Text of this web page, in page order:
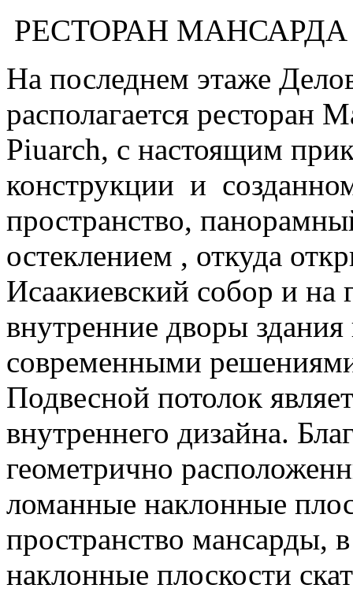
РЕСТОРАН МАНСАРДА
На последнем этаже
располагается ресторан
Piuarch, с настоящим
конструкции и
пространство,
остеклением , откуда
Исаакиевский собор и на
внутренние дворы
современными
Подвесной потолок
внутреннего дизайна.
геометрично
ломанные наклонные
пространство мансарды,
наклонные плоскости